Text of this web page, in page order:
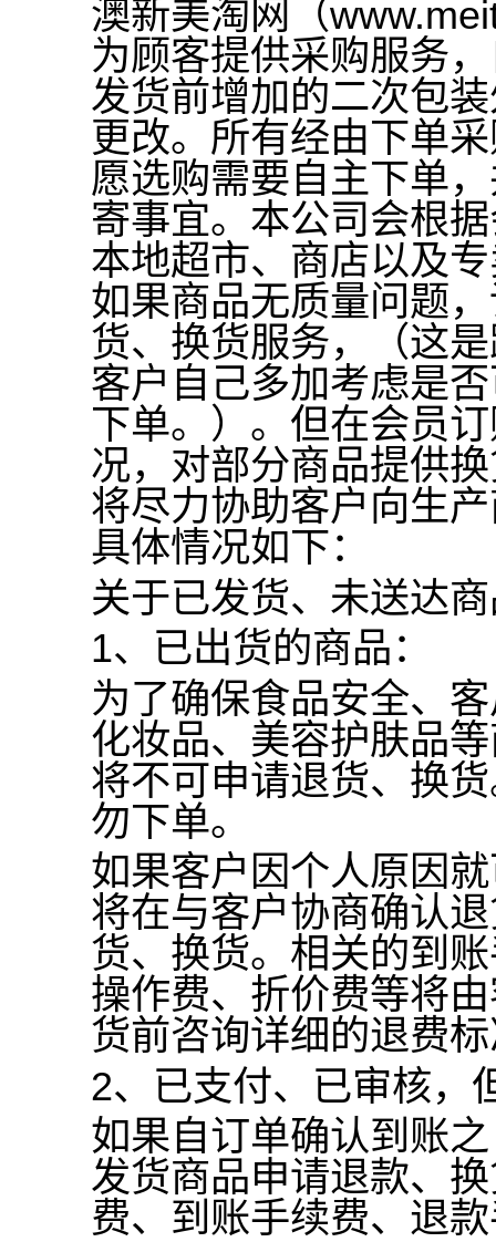
澳新美淘网（
为顾客提供采购服务
发货前增加的二次包
更改。所有经由下单
愿选购需要自主下单
寄事宜。本公司会根
本地超市、商店以及
如果商品无质量问题
货、换货服务，（这
客户自己多加考虑是
下单。）。但在会员
况，对部分商品提供
将尽力协助客户向生
具体情况如下：
关于已发货、未送达
1、已出货的商品：
为了确保食品安全、
化妆品、美容护肤品
将不可申请退货、换
勿下单。
如果客户因个人原因
将在与客户协商确认
货、换货。相关的到
操作费、折价费等将
货前咨询详细的退费
2、已支付、已审核，
如果自订单确认到账
发货商品申请退款、
费、到账手续费、退